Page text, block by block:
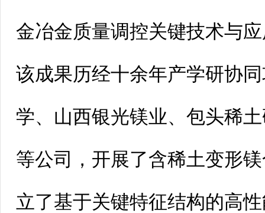
金冶金质量调控关键技术与
该成果历经十余年产学研协
学、山西银光镁业、包头稀
等公司，开展了含稀土变形
立了基于关键特征结构的高